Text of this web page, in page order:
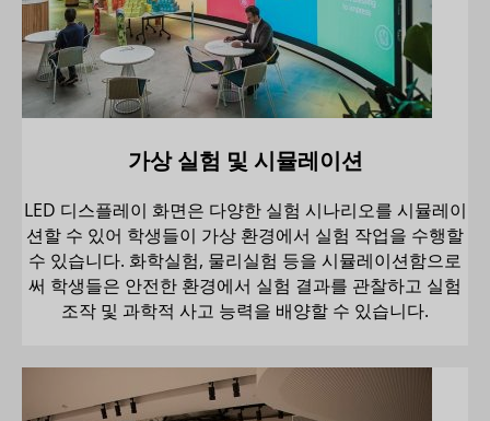
가상 실험 및 시뮬레이션
LED 디스플레이 화면은 다양한 실험 시나리오를 시뮬레이
션할 수 있어 학생들이 가상 환경에서 실험 작업을 수행할
수 있습니다. 화학실험, 물리실험 등을 시뮬레이션함으로
써 학생들은 안전한 환경에서 실험 결과를 관찰하고 실험
조작 및 과학적 사고 능력을 배양할 수 있습니다.